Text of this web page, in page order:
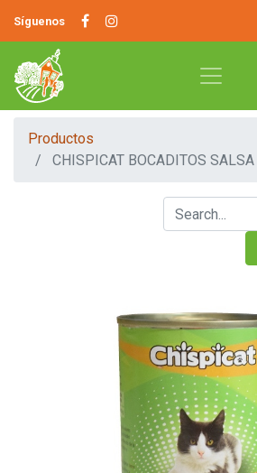
Síguenos
Productos
CHISPICAT BOCADITOS